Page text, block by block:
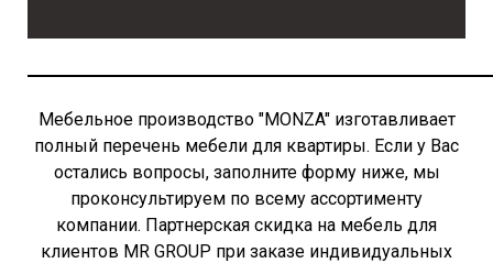
Мебельное производство "MONZA" изготавливает
полный перечень мебели для квартиры. Если у Вас
остались вопросы, заполните форму ниже, мы
проконсультируем по всему ассортименту
компании. Партнерская скидка на мебель для
клиентов MR GROUP при заказе индивидуальных